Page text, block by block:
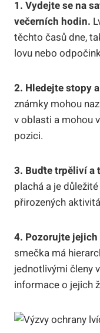
1. Vydejte se na
večerních hodin.
těchto časů dne,
lovu nebo
2. Hledejte stopy
známky mohou
v oblasti a mohou
pozici.
3. Buďte trpěliví a
plachá a je
přirozených
4. Pozorujte
smečka má
jednotlivými členy
informace o jejich